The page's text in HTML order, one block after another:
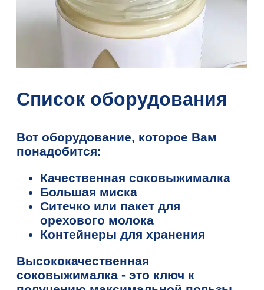
Список оборудования
Вот оборудование, которое Вам
понадобится:
Качественная соковыжималка
Большая миска
Ситечко или пакет для
орехового молока
Контейнеры для хранения
Высококачественная
соковыжималка - это ключ к